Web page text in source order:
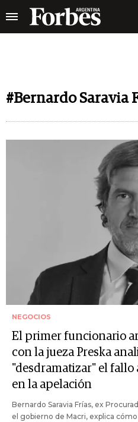
#Bernardo Saravia
NEGOCIOS
El primer funcionario
con la jueza Preska
"desdramatizar" el fallo
en la apelación
Bernardo Saravia Frías, ex
el gobierno de Macri, explica